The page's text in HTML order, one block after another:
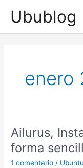
Ubublog
enero
Ailurus,
forma
1 comentario / Ubuntu